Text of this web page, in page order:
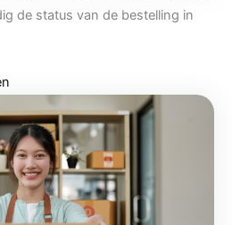
de status van de bestelling in